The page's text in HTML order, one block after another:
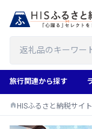
旅行関連から探す
HISふるさと納税サイト